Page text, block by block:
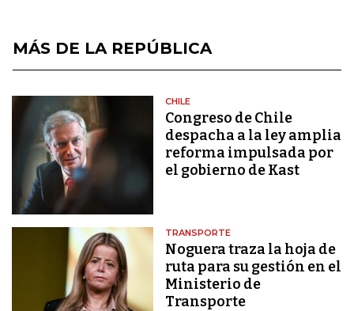
MÁS DE LA REPÚBLICA
CHILE
Congreso de Chile
despacha a la ley amplia
reforma impulsada por
el gobierno de Kast
TRANSPORTE
Noguera traza la hoja de
ruta para su gestión en el
Ministerio de
Transporte